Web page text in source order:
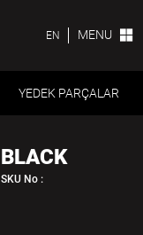
EN MENU
YEDEK PARÇALAR
BLACK
SKU No :